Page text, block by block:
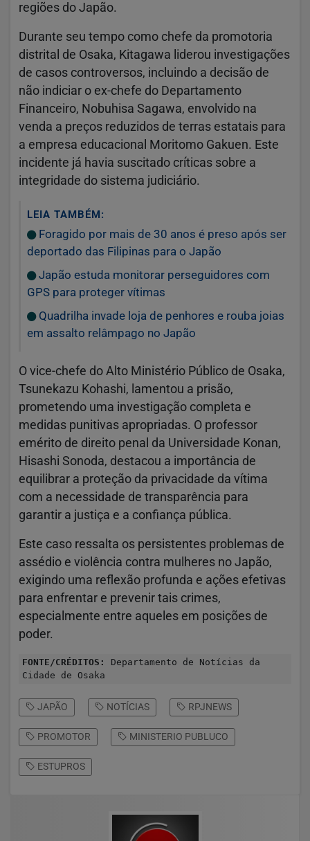
regiões do Japão.
Durante seu tempo como chefe da promotoria
distrital de Osaka, Kitagawa liderou investigações
de casos controversos, incluindo a decisão de
não indiciar o ex-chefe do Departamento
Financeiro, Nobuhisa Sagawa, envolvido na
venda a preços reduzidos de terras estatais para
a empresa educacional Moritomo Gakuen. Este
incidente já havia suscitado críticas sobre a
integridade do sistema judiciário.
LEIA TAMBÉM:
Foragido por mais de 30 anos é preso após ser
deportado das Filipinas para o Japão
Japão estuda monitorar perseguidores com
GPS para proteger vítimas
Quadrilha invade loja de penhores e rouba joias
em assalto relâmpago no Japão
O vice-chefe do Alto Ministério Público de Osaka,
Tsunekazu Kohashi, lamentou a prisão,
prometendo uma investigação completa e
medidas punitivas apropriadas. O professor
emérito de direito penal da Universidade Konan,
Hisashi Sonoda, destacou a importância de
equilibrar a proteção da privacidade da vítima
com a necessidade de transparência para
garantir a justiça e a confiança pública.
Este caso ressalta os persistentes problemas de
assédio e violência contra mulheres no Japão,
exigindo uma reflexão profunda e ações efetivas
para enfrentar e prevenir tais crimes,
especialmente entre aqueles em posições de
poder.
FONTE/CRÉDITOS:
Departamento de Notícias da
Cidade de Osaka
JAPÃO NOTÍCIAS RPJNEWS
PROMOTOR MINISTERIO PUBLUCO
ESTUPROS